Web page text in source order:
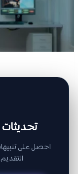
احصل على